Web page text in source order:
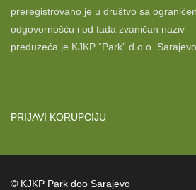
preregistrovano je u društvo sa
odgovornošću i od tada zvaničan naziv
preduzeća je KJKP “Park” d.o.o. Sarajevo.
PRIJAVI KORUPCIJU
© KJKP Park doo Sarajevo